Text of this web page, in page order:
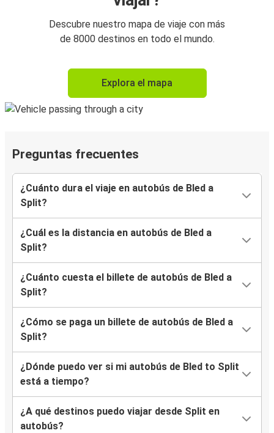
Descubre nuestro mapa de viaje con más
de 8000 destinos en todo el mundo.
Explora el mapa
Preguntas frecuentes
¿Cuánto dura el viaje en autobús de Bled a
Split?
¿Cuál es la distancia en autobús de Bled a
Split?
¿Cuánto cuesta el billete de autobús de Bled a
Split?
¿Cómo se paga un billete de autobús de Bled a
Split?
¿Dónde puedo ver si mi autobús de Bled to Split
está a tiempo?
¿A qué destinos puedo viajar desde Split en
autobús?